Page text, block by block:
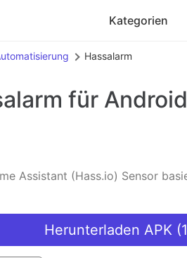
Kategorien
Hassalarm
für Android
Assistant (Hass.io) Sensor
Herunterladen APK